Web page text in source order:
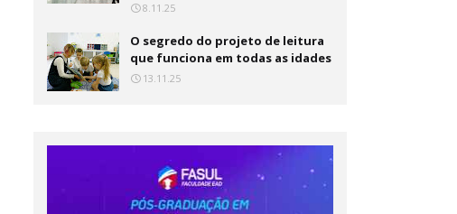
8.11.25
O segredo do projeto de leitura
que funciona em todas as idades
13.11.25